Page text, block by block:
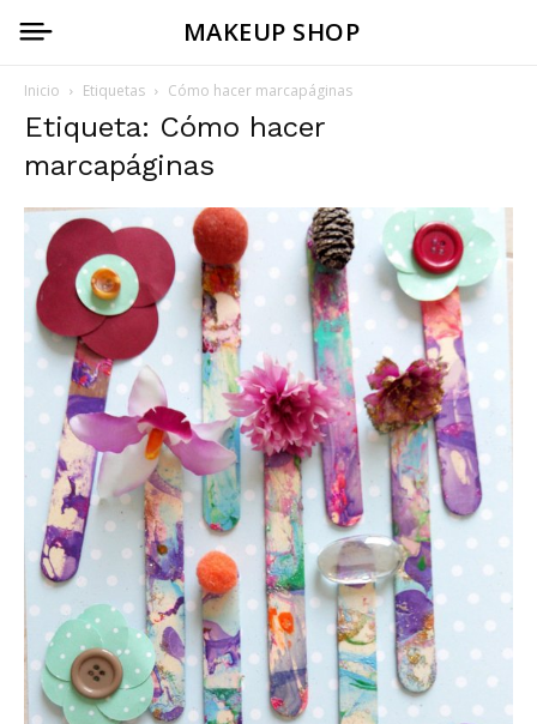
MAKEUP SHOP
Inicio Etiquetas Cómo hacer marcapáginas
Etiqueta: Cómo hacer
marcapáginas